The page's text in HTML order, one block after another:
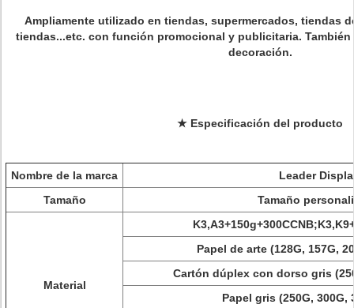
Ampliamente utilizado en tiendas, supermercados, tiendas
tiendas...etc. con función promocional y publicitaria. También
decoración.
★ Especificación del producto
Nombre de la marca
Leader
Tamaño
Tamaño
Material
Papel de arte (128G, 157G,
Cartón dúplex con dorso gris
Papel gris (250G, 300G,